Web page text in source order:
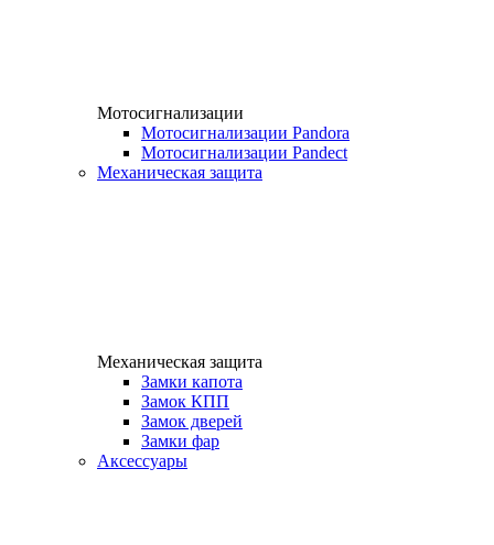
Мотосигнализации
Мотосигнализации Pandora
Мотосигнализации Pandect
Механическая защита
Механическая защита
Замки капота
Замок КПП
Замок дверей
Замки фар
Аксессуары